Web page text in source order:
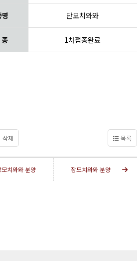
단모치와와
1차접종완료
삭제 목록
모치와와 분양 장모치와와 분양